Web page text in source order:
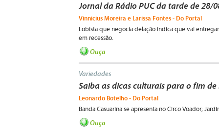
Jornal da Rádio PUC da tarde de 28/
Vinnicius Moreira e Larissa Fontes - Do Portal
Lobista que negocia delação indica que vai
em recessão.
Ouça
Variedades
Saiba as dicas culturais para o fim de
Leonardo Botelho - Do Portal
Banda Casuarina se apresenta no Circo Voador;
Ouça